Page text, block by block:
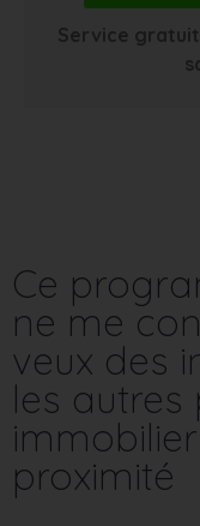
Service gratuit
Ce
ne me
veux des
les
proximité